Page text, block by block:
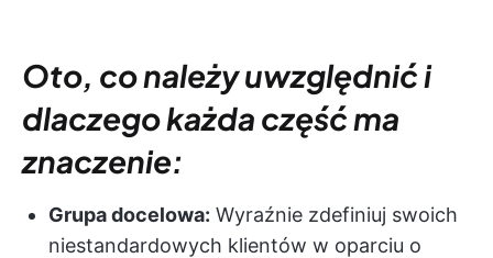
Oto, co należy uwzględnić i
dlaczego każda część ma
znaczenie:
Grupa docelowa: Wyraźnie zdefiniuj swoich
niestandardowych klientów w oparciu o